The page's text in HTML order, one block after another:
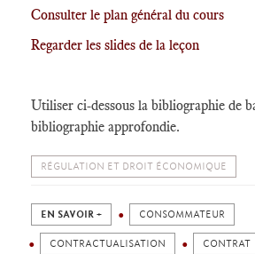
Consulter le plan général du cours
Regarder les slides de la leçon
Utiliser ci-dessous la bibliographie de
bibliographie approfondie.
RÉGULATION ET DROIT ÉCONOMIQUE
EN SAVOIR + CONSOMMATEUR
CONTRACTUALISATION CONTRAT